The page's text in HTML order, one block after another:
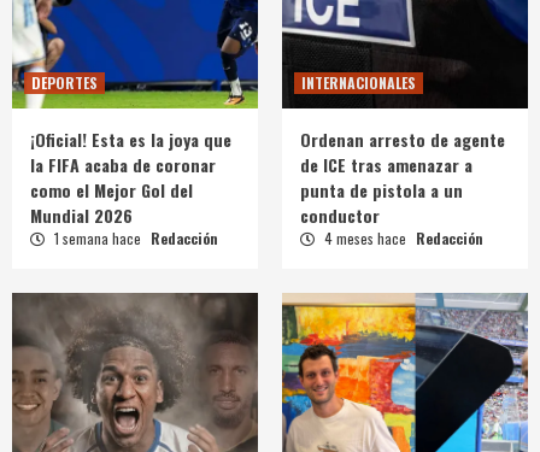
DEPORTES
¡Oficial! Esta es la joya que
la FIFA acaba de coronar
como el Mejor Gol del
Mundial 2026
1 semana hace Redacción
INTERNACIONALES
Ordenan arresto de agente
de ICE tras amenazar a
punta de pistola a un
conductor
4 meses hace Redacción